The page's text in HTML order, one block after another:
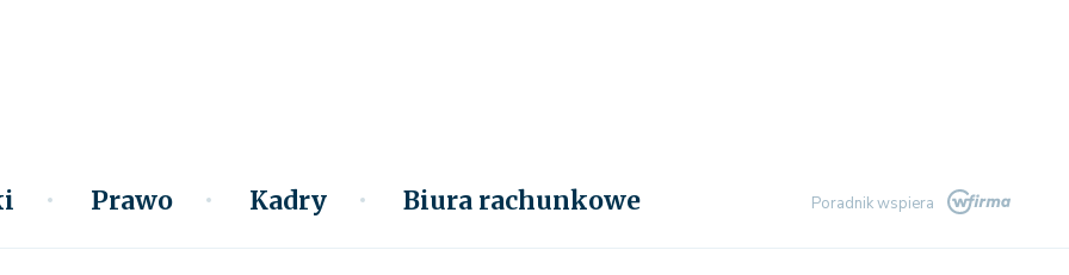
Prawo Kadry Biura rachunkowe Poradnik wspiera